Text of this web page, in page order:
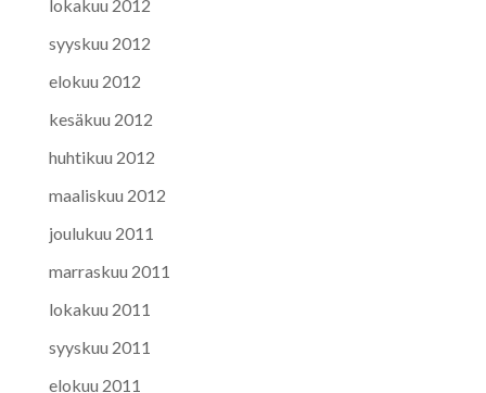
lokakuu 2012
syyskuu 2012
elokuu 2012
kesäkuu 2012
huhtikuu 2012
maaliskuu 2012
joulukuu 2011
marraskuu 2011
lokakuu 2011
syyskuu 2011
elokuu 2011